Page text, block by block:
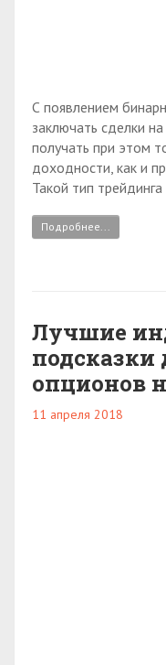
С появлением
заключать сделки
получать при этом
доходности, как и
Такой тип
Подробнее...
Лучшие
опционов
11 апреля 2018